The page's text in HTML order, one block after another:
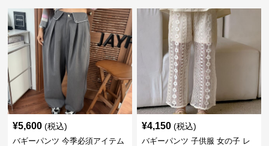
¥5,600 (税込)
バギーパンツ 今季必須アイテム
¥4,150 (税込)
バギーパンツ 子供服 女の子 レ